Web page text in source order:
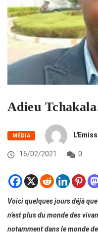
Adieu
MÉDIA
16/02/2021 0
Voici quelques jours déjà
n’est plus du monde des
notamment dans le monde